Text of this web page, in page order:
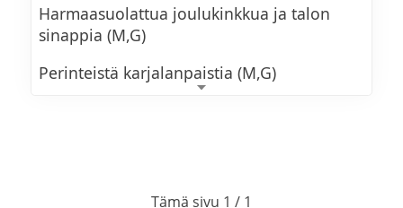
Harmaasuolattua joulukinkkua ja talon
sinappia (M,G)
Perinteistä karjalanpaistia (M,G)
Tämä sivu 1 / 1